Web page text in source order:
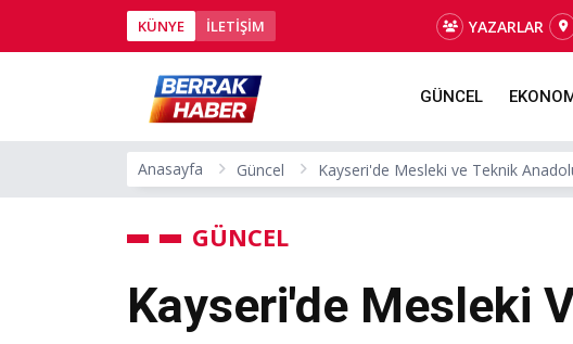
KÜNYE İLETİŞİM YAZARLAR
GÜNCEL
Anasayfa Güncel Kayseri'de Mesleki ve Teknik
GÜNCEL
Kayseri'de Mesleki